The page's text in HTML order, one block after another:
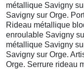
métallique Savigny
Savigny sur Orge.
Rideau métallique
enroulable Savigny
métallique Savigny
Savigny sur Orge.
Orge. Serrure rideau